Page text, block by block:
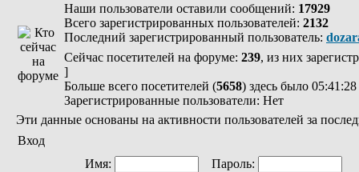
Наши пользователи оставили сообщений: 17929
Всего зарегистрированных пользователей: 2132
Последний зарегистрированный пользователь:
Сейчас посетителей на форуме: 239, из них
]
Больше всего посетителей (5658) здесь было
Зарегистрированные пользователи: Нет
Эти данные основаны на активности пользователей за
Вход
Имя:
Пароль: